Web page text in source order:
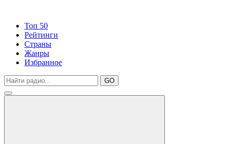
Топ 50
Рейтинги
Страны
Жанры
Избранное
GO